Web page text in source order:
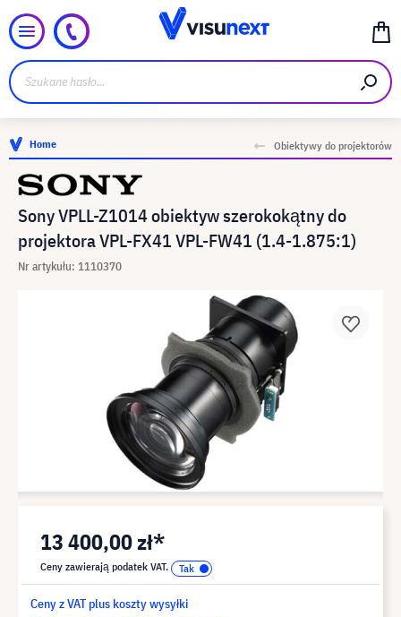
Home Obiektywy do projektorów
Sony VPLL-Z1014 obiektyw szerokokątny do
projektora VPL-FX41 VPL-FW41 (1.4-1.875:1)
Nr artykułu: 1110370
13 400,00 zł*
Ceny zawierają podatek VAT.
Ceny z VAT plus koszty wysyłki